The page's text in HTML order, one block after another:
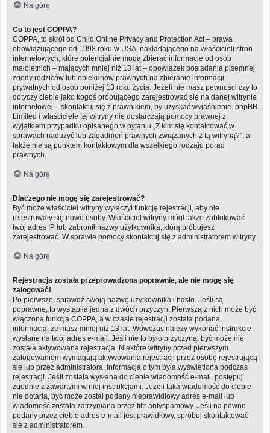
Na górę
Co to jest COPPA?
COPPA, to skrót od Child Online Privacy and Protection Act – prawa
obowiązującego od 1998 roku w USA, nakładającego na właścicieli stron
internetowych, które potencjalnie mogą zbierać informacje od osób
małoletnich – mających mniej niż 13 lat – obowiązek posiadania pisemnej
zgody rodziców lub opiekunów prawnych na zbieranie informacji
prywatnych od osób poniżej 13 roku życia. Jeżeli nie masz pewności czy to
dotyczy ciebie jako kogoś próbującego zarejestrować się na danej witrynie
internetowej – skontaktuj się z prawnikiem, by uzyskać wyjaśnienie. phpBB
Limited i właściciele tej witryny nie dostarczają pomocy prawnej z
wyjątkiem przypadku opisanego w pytaniu „Z kim się kontaktować w
sprawach nadużyć lub zagadnień prawnych związanych z tą witryną?”, a
także nie są punktem kontaktowym dla wszelkiego rodzaju porad
prawnych.
Na górę
Dlaczego nie mogę się zarejestrować?
Być może właściciel witryny wyłączył funkcję rejestracji, aby nie
rejestrowały się nowe osoby. Właściciel witryny mógł także zablokować
twój adres IP lub zabronił nazwy użytkownika, którą próbujesz
zarejestrować. W sprawie pomocy skontaktuj się z administratorem witryny.
Na górę
Rejestracja została przeprowadzona poprawnie, ale nie mogę się
zalogować!
Po pierwsze, sprawdź swoją nazwę użytkownika i hasło. Jeśli są
poprawne, to wystąpiła jedna z dwóch przyczyn. Pierwszą z nich może być
włączona funkcja COPPA, a w czasie rejestracji została podana
informacja, że masz mniej niż 13 lat. Wówczas należy wykonać instrukcje
wysłane na twój adres e-mail. Jeśli nie to było przyczyną, być może nie
została aktywowana rejestracja. Niektóre witryny przed pierwszym
zalogowaniem wymagają aktywowania rejestracji przez osobę rejestrującą
się lub przez administratora. Informacja o tym była wyświetlona podczas
rejestracji. Jeśli została wysłana do ciebie wiadomość e-mail, postępuj
zgodnie z zawartymi w niej instrukcjami. Jeżeli taka wiadomość do ciebie
nie dotarła, być może został podany nieprawidłowy adres e-mail lub
wiadomość została zatrzymana przez filtr antyspamowy. Jeśli na pewno
podany przez ciebie adres e-mail jest prawidłowy, spróbuj skontaktować
się z administratorem.